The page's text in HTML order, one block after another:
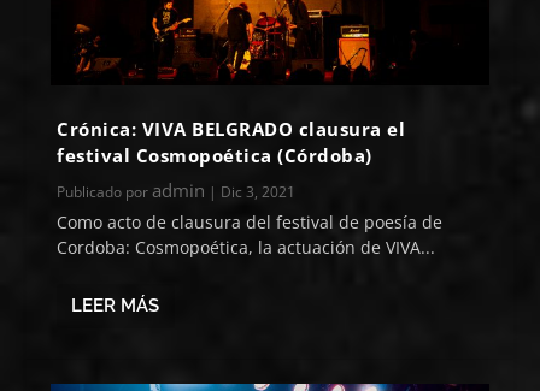
Crónica: VIVA BELGRADO clausura el
festival Cosmopoética (Córdoba)
Publicado por admin | Dic 3, 2021
Como acto de clausura del festival de poesía de
Cordoba: Cosmopoética, la actuación de VIVA...
LEER MÁS